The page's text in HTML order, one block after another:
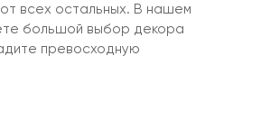
всех остальных. В нашем
большой выбор декора
превосходную